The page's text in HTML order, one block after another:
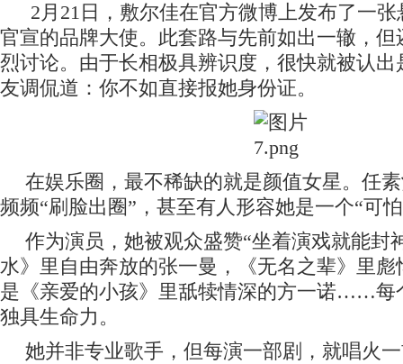
2 月 21日，敷尔佳在官方微博上发布了一张
官宣的品牌大使。此套路与先前如出一辙，
烈讨论。由于长相极具辨识度 ，很快就被认
友调侃道：你不如直接报她身份证。
在娱乐圈，最不稀缺的就是颜值女星。任
频频“刷脸出圈”，甚至有人形容她是一个“可
作为演员，她被观众盛赞“坐着演戏就能封
水》里自由奔放的张一曼，《无名之辈》里
是《亲爱的小孩》里舐犊情深的方一诺……每
独具生命力。
她并非专业歌手，但每演一部剧，就唱火